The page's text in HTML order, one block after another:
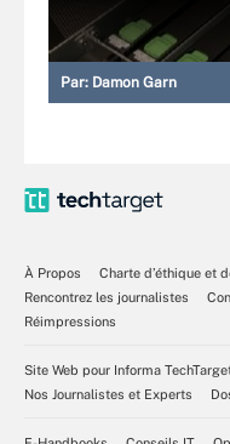
Par: Damon Garn
À Propos
Charte d’éthique et
Rencontrez les journalistes
Réimpressions
Site Web pour Informa
Nos Journalistes et Experts